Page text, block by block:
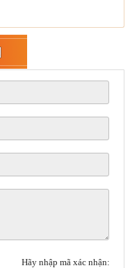
Hãy nhập mã xác nhận: